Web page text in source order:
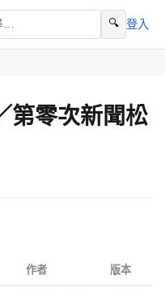
🔍 登入
零次新聞松
作者 版本